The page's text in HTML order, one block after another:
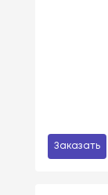
Заказать